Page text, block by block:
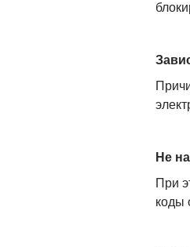
Не
При
коды